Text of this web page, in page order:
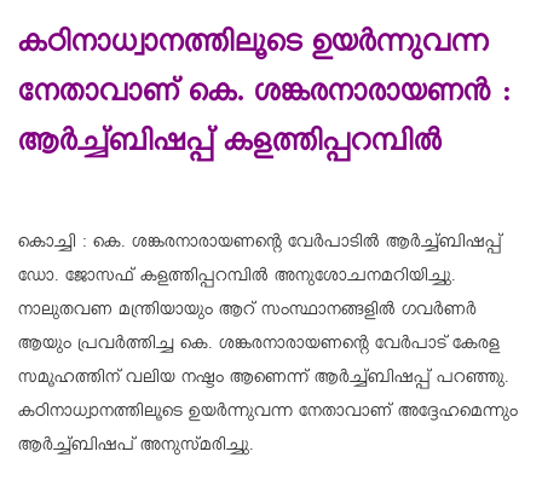
കഠിനാധ്വാനത്തിലൂടെ ഉയർന്നുവന്ന
നേതാവാണ് കെ. ശങ്കരനാരായണൻ :
ആർച്ച്ബിഷപ്പ് കളത്തിപ്പറമ്പിൽ
കൊച്ചി : കെ. ശങ്കരനാരായണന്റെ വേർപാടിൽ ആർച്ച്ബിഷപ്പ്
ഡോ. ജോസഫ് കളത്തിപ്പറമ്പിൽ അനുശോചനമറിയിച്ചു.
നാലുതവണ മന്ത്രിയായും ആറ് സംസ്ഥാനങ്ങളിൽ ഗവർണർ
ആയും പ്രവർത്തിച്ച കെ. ശങ്കരനാരായണന്റെ വേർപാട് കേരള
സമൂഹത്തിന് വലിയ നഷ്ടം ആണെന്ന് ആർച്ച്ബിഷപ്പ് പറഞ്ഞു.
കഠിനാധ്വാനത്തിലൂടെ ഉയർന്നുവന്ന നേതാവാണ് അദ്ദേഹമെന്നും
ആർച്ച്ബിഷപ് അനുസ്മരിച്ചു.